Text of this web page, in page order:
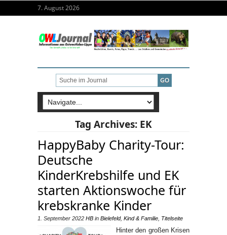
7. August 2026
Tag Archives: EK
HappyBaby Charity-Tour:
Deutsche
KinderKrebshilfe und EK
starten Aktionswoche für
krebskranke Kinder
1. September 2022 HB in Bielefeld, Kind & Familie Titelseite
Hinter den großen Krisen